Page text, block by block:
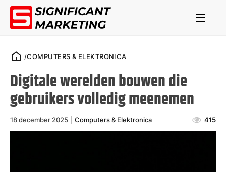
/COMPUTERS & ELEKTRONICA
Digitale werelden bouwen die
gebruikers volledig meenemen
18 december 2025 Computers & Elektronica 415